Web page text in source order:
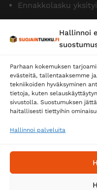
Hallinnoi
Parhaan kokemuksen
evästeitä, tallentaaksemme
tekniikoiden hyväksyminen
tietoja, kuten
sivustolla. Suostumuksen
haitallisesti tiettyihin
Hallinnoi palveluita
Ennakkolasku
Toimitustavat
Posti
Matkahuolto
Tilaa uutiskirje ja